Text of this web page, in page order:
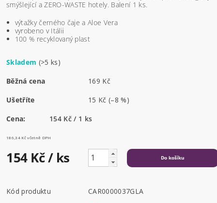
smýšlející a ZERO-WASTE hotely. Balení 1 ks.
výtažky černého čaje a Aloe Vera
vyrobeno v Itálii
100 % recyklovaný plast
Skladem (>5 ks)
Běžná cena 169 Kč
Ušetříte 15 Kč(–8 %)
Cena: 154 Kč / 1 ks
186,34 Kč včetně DPH
154 Kč/ ks
Kód produktu
CAR0000037GLA